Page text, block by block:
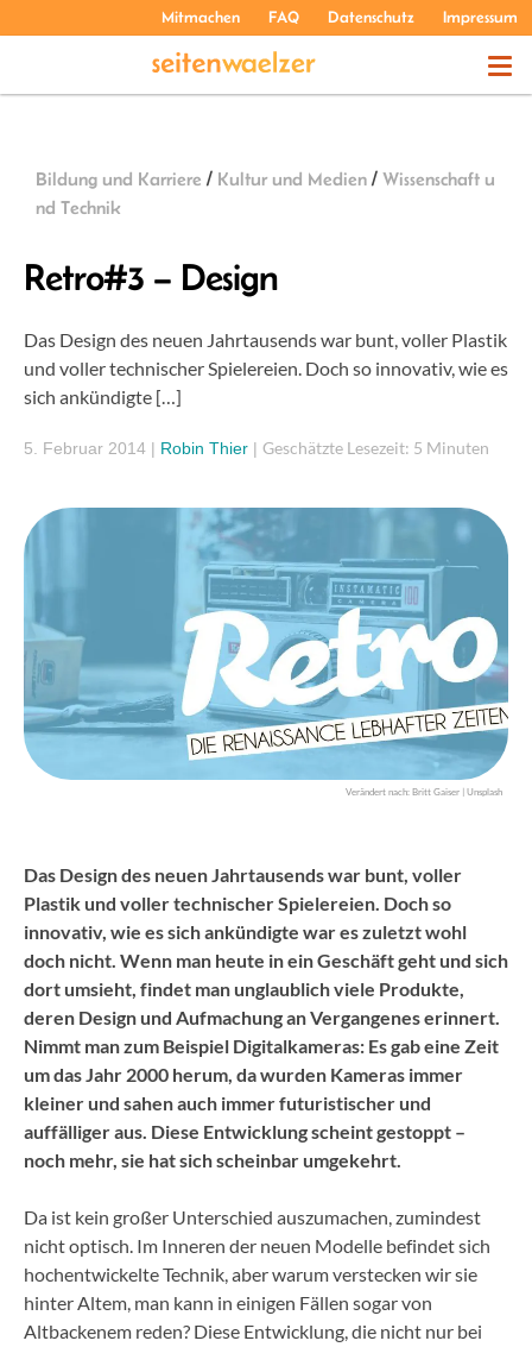
Mitmachen FAQ Datenschutz Impressum
ÜBER UNS
Bildung und Karriere / Kultur und Medien / Wissenschaft u
nd Technik
Retro#3 – Design
Das Design des neuen Jahrtausends war bunt, voller Plastik
und voller technischer Spielereien. Doch so innovativ, wie es
sich ankündigte […]
5. Februar 2014 | Robin Thier | Geschätzte Lesezeit: 5 Minuten
Verändert nach: Britt Gaiser | Unsplash
Das Design des neuen Jahrtausends war bunt, voller
Plastik und voller technischer Spielereien. Doch so
innovativ, wie es sich ankündigte war es zuletzt wohl
doch nicht. Wenn man heute in ein Geschäft geht und sich
dort umsieht, findet man unglaublich viele Produkte,
deren Design und Aufmachung an Vergangenes erinnert.
Nimmt man zum Beispiel Digitalkameras: Es gab eine Zeit
um das Jahr 2000 herum, da wurden Kameras immer
kleiner und sahen auch immer futuristischer und
auffälliger aus. Diese Entwicklung scheint gestoppt –
noch mehr, sie hat sich scheinbar umgekehrt.
Da ist kein großer Unterschied auszumachen, zumindest
nicht optisch. Im Inneren der neuen Modelle befindet sich
hochentwickelte Technik, aber warum verstecken wir sie
hinter Altem, man kann in einigen Fällen sogar von
Altbackenem reden? Diese Entwicklung, die nicht nur bei